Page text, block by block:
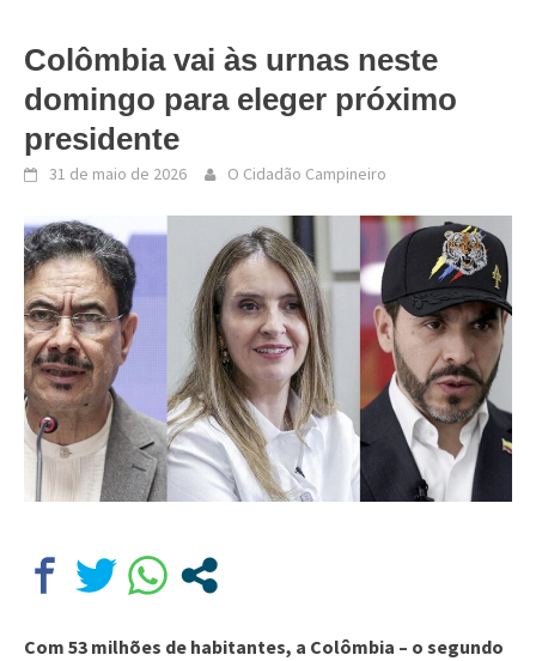
Colômbia vai às urnas neste
domingo para eleger próximo
presidente
31 de maio de 2026 O Cidadão Campineiro
Com 53 milhões de habitantes, a Colômbia – o segundo